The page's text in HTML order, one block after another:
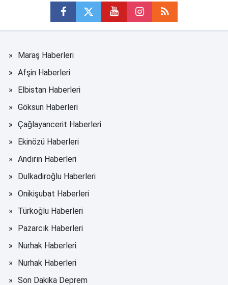
Maraş Haberleri
Afşin Haberleri
Elbistan Haberleri
Göksun Haberleri
Çağlayancerit Haberleri
Ekinözü Haberleri
Andırın Haberleri
Dulkadiroğlu Haberleri
Onikişubat Haberleri
Türkoğlu Haberleri
Pazarcık Haberleri
Nurhak Haberleri
Nurhak Haberleri
Son Dakika Deprem